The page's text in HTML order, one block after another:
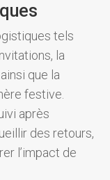
tels
la
que la
festive.
après
des retours,
l’impact de